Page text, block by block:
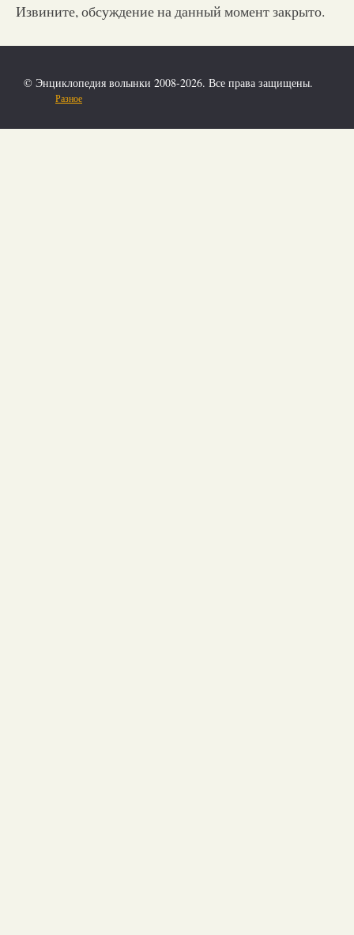
Извините, обсуждение на данный момент закрыто.
© Энциклопедия волынки 2008-2026. Все права защищены.
Разное